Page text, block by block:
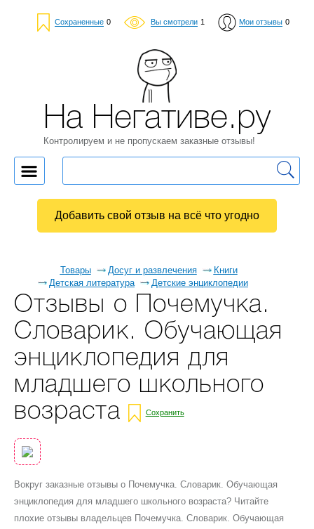
Сохраненные 0 Вы смотрели 1 Мои отзывы 0
Товары Досуг и развлечения
Книги
Детская литература
Детские энциклопедии
Отзывы о Почемучка.
Словарик. Обучающая
энциклопедия для
младшего школьного
возраста
Сохранить
Вокруг заказные отзывы о Почемучка. Словарик. Обучающая
энциклопедия для младшего школьного возраста? Читайте
плохие отзывы владельцев Почемучка. Словарик. Обучающая
На Негативе.ру
Контролируем и не пропускаем заказные отзывы!
Добавить свой отзыв на всё что угодно